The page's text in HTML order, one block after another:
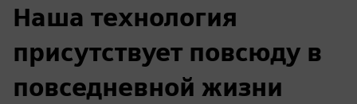
Наша технология
присутствует повсюду в
повседневной жизни